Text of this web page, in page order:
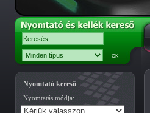
Nyomtató kereső
Nyomtatás módja: